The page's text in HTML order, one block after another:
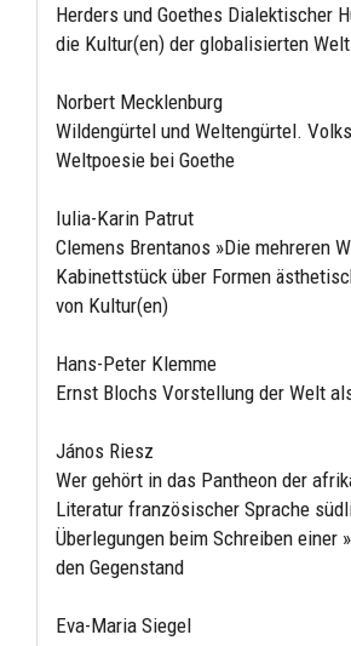
Herders und Goethes Dialektischer
die Kultur(en) der globalisierten Welt
Norbert Mecklenburg
Wildengürtel und Weltengürtel.
Weltpoesie bei Goethe
Iulia-Karin Patrut
Clemens Brentanos »Die mehreren
Kabinettstück über Formen
von Kultur(en)
Hans-Peter Klemme
Ernst Blochs Vorstellung der Welt
János Riesz
Wer gehört in das Pantheon der
Literatur französischer Sprache
Überlegungen beim Schreiben einer
den Gegenstand
Eva-Maria Siegel